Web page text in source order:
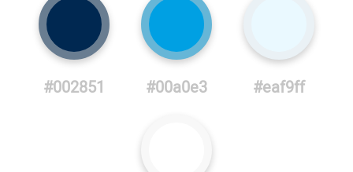
#002851 #00a0e3 #eaf9ff